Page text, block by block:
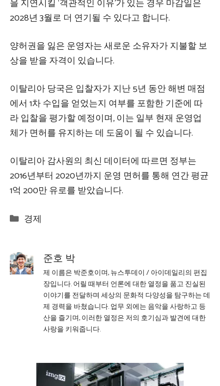
을 지연시킬 ‘객관적인 이유’가 있는 경우 마감일은
2028년 3월로 더 연기될 수 있다고 합니다.
양허권을 잃은 운영자는 새로운 소유자가 지불할 보
상을 ​​받을 자격이 있습니다.
이탈리아 당국은 입찰자가 지난 5년 동안 해변 매점
에서 1차 수입을 얻었는지 여부를 포함한 기준에 따
라 입찰을 평가할 예정이며, 이는 일부 현재 운영업
체가 면허를 유지하는 데 도움이 될 수 있습니다.
이탈리아 감사원의 최신 데이터에 따르면 정부는
2016년부터 2020년까지 운영 면허를 통해 연간 평균
1억 200만 유로를 받았습니다.
Categories
경제
준호 박
제 이름은 박준호이며, 뉴스투데이 / 아이데일리의 편집
장입니다. 어릴 때부터 언론에 대한 열정을 품고 진실된
이야기를 전달하며 세상의 문화적 다양성을 탐구하는 데
제 경력을 바쳤습니다. 업무 외에는 음악을 사랑하고 등
산을 즐기며, 이러한 열정은 저의 호기심과 발견에 대한
사랑을 키워줍니다.